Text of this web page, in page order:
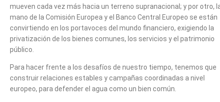
mueven cada vez más hacia un terreno supranacional; y por otro,
mano de la Comisión Europea y el Banco Central Europeo se están
convirtiendo en los portavoces del mundo financiero, exigiendo la
privatización de los bienes comunes, los servicios y el patrimonio
público.
Para hacer frente a los desafíos de nuestro tiempo, tenemos que
construir relaciones estables y campañas coordinadas a nivel
europeo, para defender el agua como un bien común.